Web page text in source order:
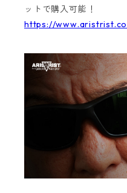
ットで購入可能！
https://